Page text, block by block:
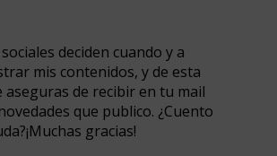
deciden cuando y a
mis contenidos, y de esta
aseguras de recibir en tu mail
que publico. ¿Cuento
gracias!